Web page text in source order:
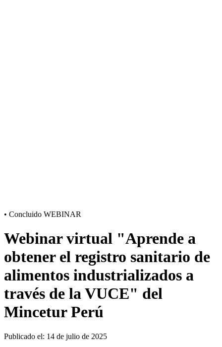
• Concluido WEBINAR
Webinar virtual "Aprende a
obtener el registro sanitario de
alimentos industrializados a
través de la VUCE" del
Mincetur Perú
Publicado el: 14 de julio de 2025